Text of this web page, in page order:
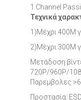
1 Channel
Τεχνικά
1)Μέχρι 400M
2)Μέχρι 300M
Μετάδοση
720P/960P/
Παρεμβολες
Προστασία: